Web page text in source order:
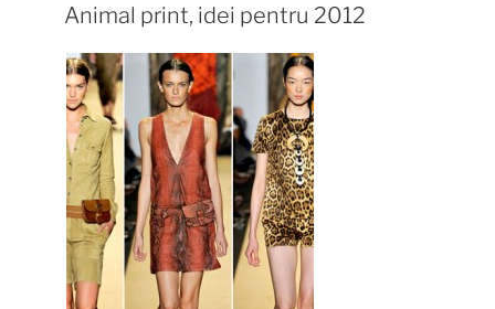
Animal print, idei pentru 2012